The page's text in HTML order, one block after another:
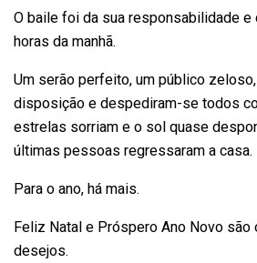
O baile foi da sua responsabilidade
horas da manhã.
Um serão perfeito, um público
disposição e despediram-se todos
estrelas sorriam e o sol quase
últimas pessoas regressaram a casa.
Para o ano, há mais.
Feliz Natal e Próspero Ano Novo
desejos.